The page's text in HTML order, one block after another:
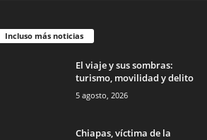
Incluso más noticias
El viaje y sus sombras:
turismo, movilidad y delito
5 agosto, 2026
Chiapas, víctima de la